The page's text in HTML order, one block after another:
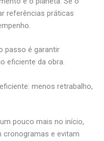
referências práticas
passo é garantir
eficiente da obra.
menos retrabalho,
pouco mais no início,
cronogramas e evitam